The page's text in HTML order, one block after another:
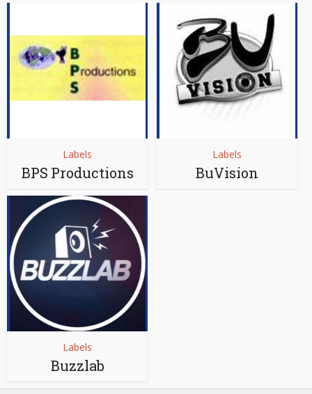
Labels
BPS Productions
Labels
BuVision
Labels
Buzzlab